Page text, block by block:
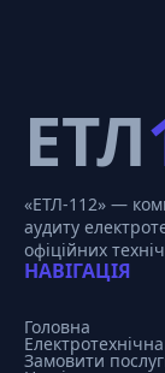
ЕТЛ
«ЕТЛ-112» —
аудиту
офіційних
НАВІГАЦІЯ
Головна
Замовити